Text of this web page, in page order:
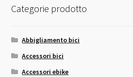
Categorie prodotto
Abbigliamento bici
Accessori bici
Accessori ebike